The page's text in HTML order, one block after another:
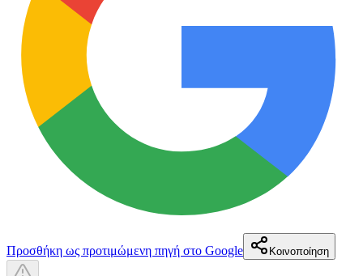
Προσθήκη ως προτιμώμενη πηγή στο Google Κοινοποίηση